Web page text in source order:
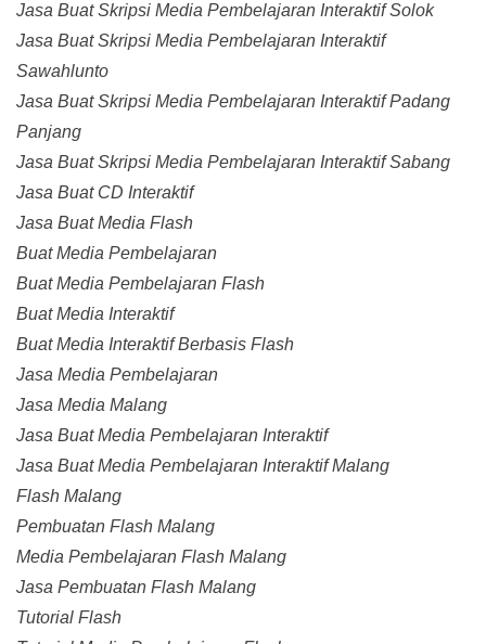
Jasa Buat Skripsi Media Pembelajaran Interaktif Solok
Jasa Buat Skripsi Media Pembelajaran Interaktif
Sawahlunto
Jasa Buat Skripsi Media Pembelajaran Interaktif Padang
Panjang
Jasa Buat Skripsi Media Pembelajaran Interaktif Sabang
Jasa Buat CD Interaktif
Jasa Buat Media Flash
Buat Media Pembelajaran
Buat Media Pembelajaran Flash
Buat Media Interaktif
Buat Media Interaktif Berbasis Flash
Jasa Media Pembelajaran
Jasa Media Malang
Jasa Buat Media Pembelajaran Interaktif
Jasa Buat Media Pembelajaran Interaktif Malang
Flash Malang
Pembuatan Flash Malang
Media Pembelajaran Flash Malang
Jasa Pembuatan Flash Malang
Tutorial Flash